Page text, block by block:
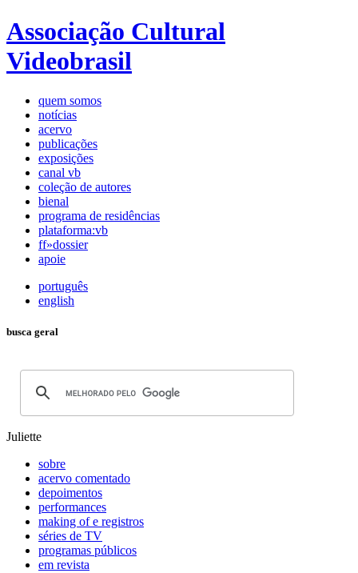
Associação Cultural
Videobrasil
quem somos
notícias
acervo
publicações
exposições
canal vb
coleção de autores
bienal
programa de residências
plataforma:vb
ff»dossier
apoie
português
english
busca geral
Juliette
sobre
acervo comentado
depoimentos
performances
making of e registros
séries de TV
programas públicos
em revista